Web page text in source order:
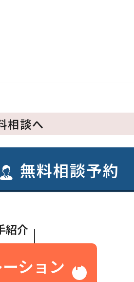
相談へ
無料相談予約
紹介
ション